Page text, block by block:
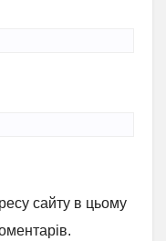
сайту в цьому